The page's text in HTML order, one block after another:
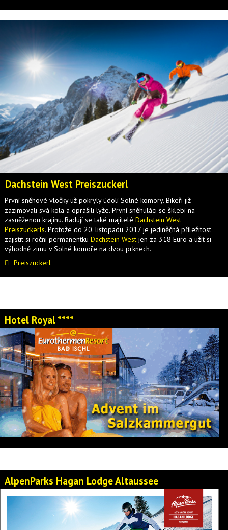
Dachstein West Preiszuckerl
První sněhové vločky už pokryly údolí Solné komory. Bikeři již
zazimovali svá kola a oprášili lyže. První sněhuláci se šklebí na
zasněženou krajinu. Radují se také majitelé Dachstein West
Preiszuckerls. Protože do 20. listopadu 2017 je jediněčná příležitost
zajistit si roční permanentku Dachstein West jen za 318 Euro a užít si
výhodně zimu v Solné komoře na dvou prknech.
Preiszuckerl
Hotel Royal ****
AlpenParks Hagan Lodge Altaussee